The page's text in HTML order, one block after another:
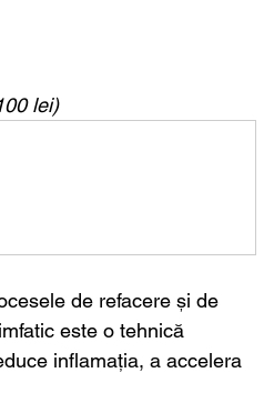
lei)
de refacere și de
este o tehnică
inflamația, a accelera